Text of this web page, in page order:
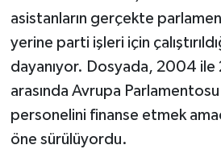
asistanların gerçekte
yerine parti işleri için
dayanıyor. Dosyada, 2004 ile
arasında Avrupa Parlamentosu
personelini finanse etmek
öne sürülüyordu.